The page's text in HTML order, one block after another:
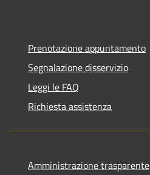
Prenotazione appuntamento
Segnalazione disservizio
Leggi le FAQ
Richiesta assistenza
Amministrazione trasparente